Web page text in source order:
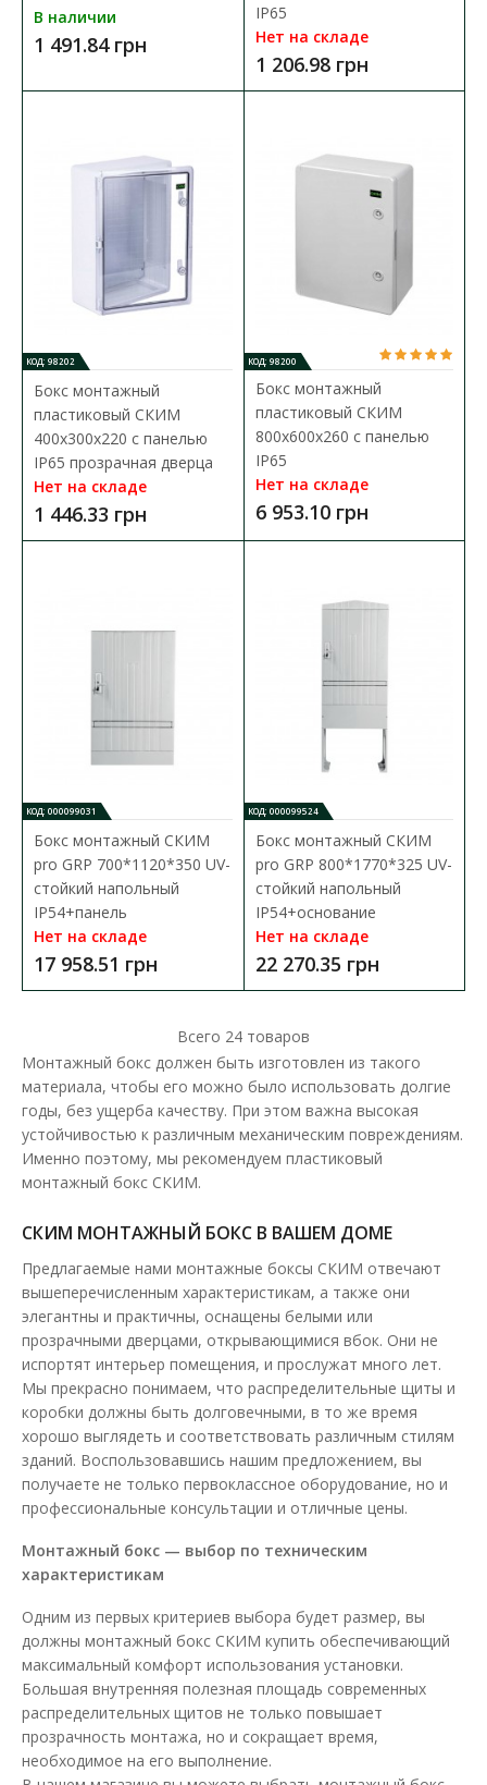
Бокс монтажный пластиковый СКИМ 400х300х170
с панелью IP65 прозрачная дверца
Доступность: В наличии
Бокси монтажные СКИМ выполнены из ударопрочного ABS
пластика и предназначены для обеспечения защиты ..
1 562.40 грн
Бокс монтажный пластиковый СКИМ 500х400х180
с панелью IP65
Доступность: В наличии
Бокси монтажные СКИМ выполнены из ударопрочного ABS
пластика и предназначены для обеспечения защиты ..
1 839.60 грн
В КОРЗИНУ
В сравнения
В закладки
В наличии
1 491.84 грн
IP65
Нет на складе
1 206.98 грн
КОД: 98202
Бокс монтажный
пластиковый СКИМ
400х300х220 с панелью
IP65 прозрачная дверца
Нет на складе
1 446.33 грн
КОД: 98200
Бокс монтажный
пластиковый СКИМ
800х600х260 с панелью
IP65
Нет на складе
6 953.10 грн
КОД: 000099031
Бокс монтажный СКИМ
pro GRP 700*1120*350 UV-
стойкий напольный
IP54+панель
Нет на складе
17 958.51 грн
КОД: 000099524
Бокс монтажный СКИМ
pro GRP 800*1770*325 UV-
стойкий напольный
IP54+основание
Нет на складе
22 270.35 грн
Всего 24 товаров
Монтажный бокс должен быть изготовлен из такого
материала, чтобы его можно было использовать долгие
годы, без ущерба качеству. При этом важна высокая
устойчивостью к различным механическим повреждениям.
Именно поэтому, мы рекомендуем пластиковый
монтажный бокс СКИМ.
СКИМ МОНТАЖНЫЙ БОКС В ВАШЕМ ДОМЕ
Предлагаемые нами монтажные боксы СКИМ отвечают
вышеперечисленным характеристикам, а также они
элегантны и практичны, оснащены белыми или
прозрачными дверцами, открывающимися вбок. Они не
испортят интерьер помещения, и прослужат много лет.
Мы прекрасно понимаем, что распределительные щиты и
коробки должны быть долговечными, в то же время
хорошо выглядеть и соответствовать различным стилям
зданий. Воспользовавшись нашим предложением, вы
получаете не только первоклассное оборудование, но и
профессиональные консультации и отличные цены.
Монтажный бокс — выбор по техническим
характеристикам
Одним из первых критериев выбора будет размер, вы
должны монтажный бокс СКИМ купить обеспечивающий
максимальный комфорт использования установки.
Большая внутренняя полезная площадь современных
распределительных щитов не только повышает
прозрачность монтажа, но и сокращает время,
необходимое на его выполнение.